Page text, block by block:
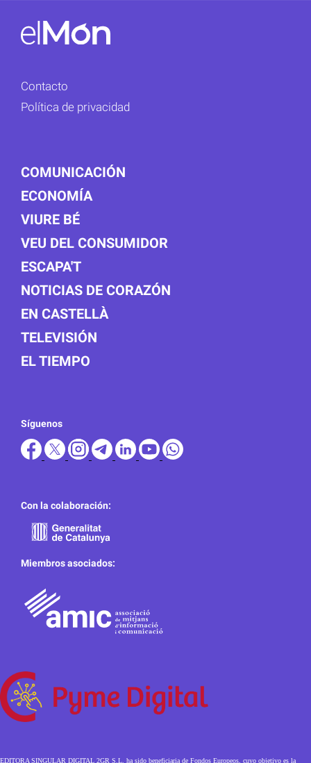
Contacto
Política de privacidad
COMUNICACIÓN
ECONOMÍA
VIURE BÉ
VEU DEL CONSUMIDOR
ESCAPA'T
NOTICIAS DE CORAZÓN
EN CASTELLÀ
TELEVISIÓN
EL TIEMPO
Síguenos
Con la colaboración:
Miembros asociados:
EDITORA SINGULAR DIGITAL 2GR S.L. ha sido beneficiaria de Fondos Europeos, cuyo objetivo es la